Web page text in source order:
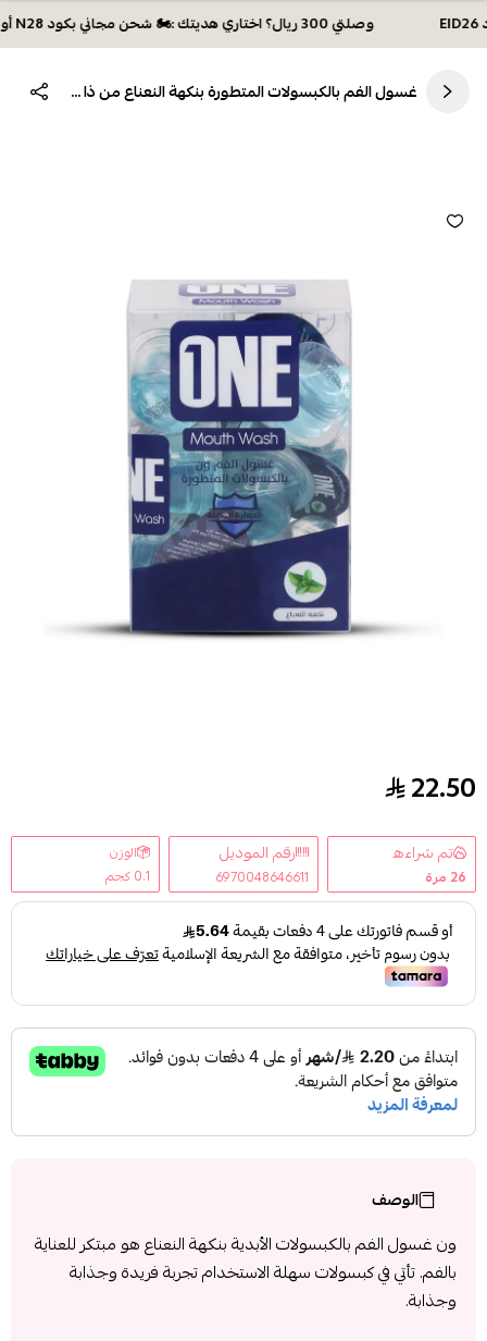
وصلتي 300 ريال؟ اختاري هديتك :🏍 شحن مجاني بكود N28 أو 💸خصم بكود EID26
غسول الفم بالكبسولات المتطورة بنكهة النعناع من ذا ون تاتش 20 كبسولة 15 مل
غسول الفم بالكبسولات المتطورة بنكهة النعناع من ذا ون تاتش
22.50
تم شراءه
26 مرة
رقم الموديل
6970048646611
الوزن
0.1 كجم
الوصف
ون غسول الفم بالكبسولات الأبدية بنكهة النعناع هو مبتكر للعناية
بالفم. تأتي في كبسولات سهلة الاستخدام تجربة فريدة وجذابة
وجذابة.